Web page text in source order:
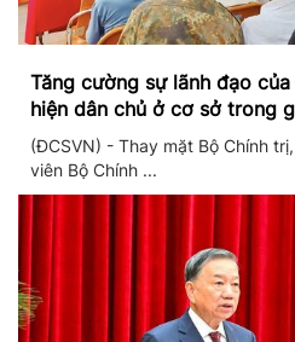
Tăng cường sự lãnh đạo
hiện dân chủ ở cơ sở trong
(ĐCSVN) - Thay mặt Bộ Chính
viên Bộ Chính ...